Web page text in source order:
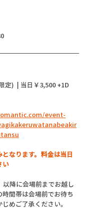
定)  | 当日￥3,500 +1D
event-
なります。料金は当日
い
以降に会場前までお越し
間帯は会場前でお待ち
めご了承ください。